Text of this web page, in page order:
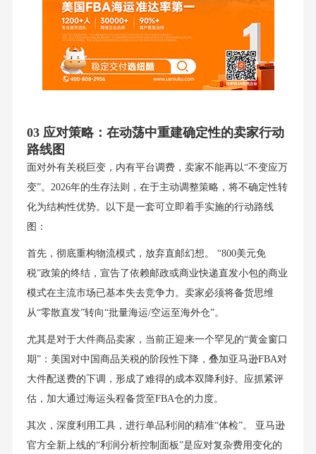
03 应对策略：在动荡中重建确定性的卖家行动
路线图
面对外有关税巨变，内有平台调费，卖家不能再以“不变应万
变”。2026年的生存法则，在于主动调整策略，将不确定性转
化为结构性优势。以下是一套可立即着手实施的行动路线
图：
首先，彻底重构物流模式，放弃直邮幻想。 “800美元免
税”政策的终结，宣告了依赖邮政或商业快递直发小包的商业
模式在主流市场已基本失去竞争力。卖家必须将备货思维
从“零散直发”转向“批量海运/空运至海外仓”。
尤其是对于大件商品卖家，当前正迎来一个罕见的“黄金窗口
期”：美国对中国商品关税的阶段性下降，叠加亚马逊FBA对
大件配送费的下调，形成了难得的成本双降利好。应抓紧评
估，加大通过海运头程备货至FBA仓的力度。
其次，深度利用工具，进行单品利润的精准“体检”。 亚马逊
官方全新上线的“利润分析控制面板”是应对复杂费用变化的